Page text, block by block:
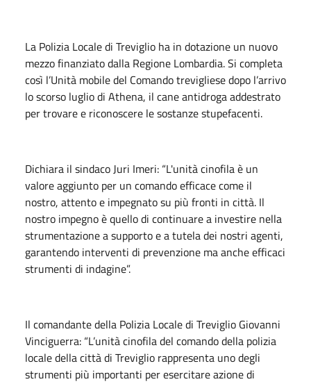
La Polizia Locale di Treviglio ha in dotazione un nuovo
mezzo finanziato dalla Regione Lombardia. Si completa
così l’Unità mobile del Comando trevigliese dopo l’arrivo
lo scorso luglio di Athena, il cane antidroga addestrato
per trovare e riconoscere le sostanze stupefacenti.
Dichiara il sindaco Juri Imeri: “L'unità cinofila è un
valore aggiunto per un comando efficace come il
nostro, attento e impegnato su più fronti in città. Il
nostro impegno è quello di continuare a investire nella
strumentazione a supporto e a tutela dei nostri agenti,
garantendo interventi di prevenzione ma anche efficaci
strumenti di indagine”.
Il comandante della Polizia Locale di Treviglio Giovanni
Vinciguerra: “L’unità cinofila del comando della polizia
locale della città di Treviglio rappresenta uno degli
strumenti più importanti per esercitare azione di